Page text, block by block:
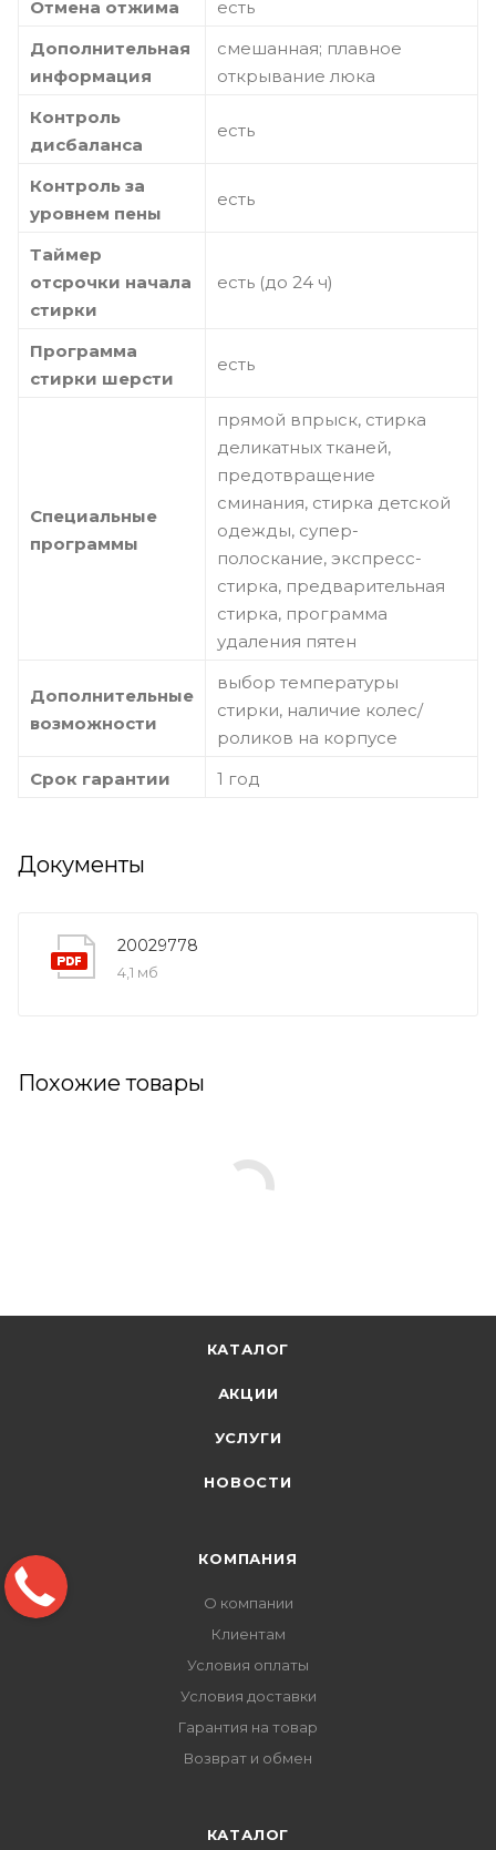
Отмена отжима
есть
Дополнительная
информация
смешанная; плавное
открывание люка
Контроль
дисбаланса
есть
Контроль за
уровнем пены
есть
Таймер
отсрочки начала
стирки
есть (до 24 ч)
Программа
стирки шерсти
есть
Специальные
программы
прямой впрыск, стирка
деликатных тканей,
предотвращение
сминания, стирка детской
одежды, супер-
полоскание, экспресс-
стирка, предварительная
стирка, программа
удаления пятен
Дополнительные
возможности
выбор температуры
стирки, наличие колес/
роликов на корпусе
Срок гарантии
1 год
Документы
20029778
4,1 мб
Похожие товары
КАТАЛОГ
АКЦИИ
УСЛУГИ
НОВОСТИ
КОМПАНИЯ
О компании
Клиентам
Условия оплаты
Условия доставки
Гарантия на товар
Возврат и обмен
КАТАЛОГ